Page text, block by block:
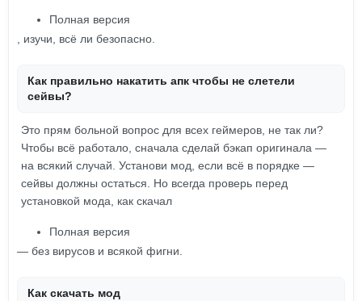
Полная версия
, изучи, всё ли безопасно.
Как правильно накатить апк чтобы не слетели
сейвы?
Это прям больной вопрос для всех геймеров, не так ли?
Чтобы всё работало, сначала сделай бэкап оригинала —
на всякий случай. Установи мод, если всё в порядке —
сейвы должны остаться. Но всегда проверь перед
установкой мода, как скачал
Полная версия
— без вирусов и всякой фигни.
Как скачать мод